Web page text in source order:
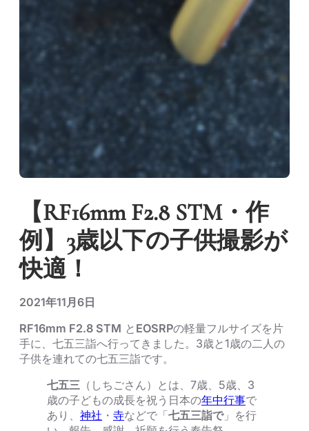
【RF16mm F2.8 STM・作
例】3歳以下の子供撮影が
快適！
2021年11月6日
RF16mm F2.8 STM と EOSRPの軽量フルサイズを片
手に、七五三詣へ行ってきました。3歳と1歳の二人の
子供を連れての七五三詣です。
七五三 （しちごさん）とは、7歳、5歳、3
歳の子どもの成長を祝う日本の年中行事で
あり、 神社 ・ 寺などで「七五三詣で」を行